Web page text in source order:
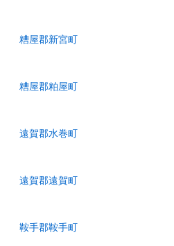
糟屋郡新宮町
糟屋郡粕屋町
遠賀郡水巻町
遠賀郡遠賀町
鞍手郡鞍手町